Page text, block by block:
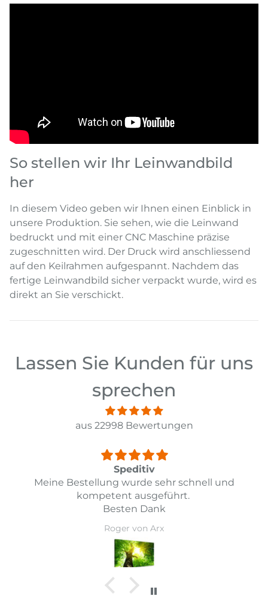
So stellen wir Ihr Leinwandbild
her
In diesem Video geben wir Ihnen einen Einblick in
unsere Produktion. Sie sehen, wie die Leinwand
bedruckt und mit einer CNC Maschine präzise
zugeschnitten wird. Der Druck wird anschliessend
auf den Keilrahmen aufgespannt. Nachdem das
fertige Leinwandbild sicher verpackt wurde, wird es
direkt an Sie verschickt.
Lassen Sie Kunden für uns
sprechen
aus 22998 Bewertungen
Top
Top Lieferung und Preis Leistung
Daniel Guarda